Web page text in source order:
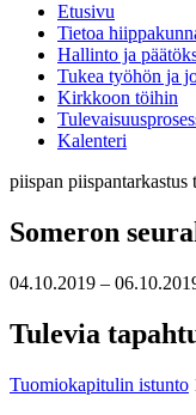
Etusivu
Tietoa
Hallinto ja
Tukea työhön ja
Kirkkoon töihin
Kalenteri
piispan piispantarkastus
Someron
04.10.2019 –
Tulevia
Tuomiokapitulin istunto